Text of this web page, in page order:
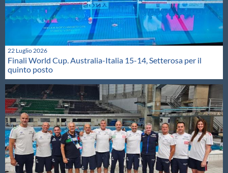
22 Luglio 2026
Finali World Cup. Australia-Italia 15-14, Setterosa per il
quinto posto